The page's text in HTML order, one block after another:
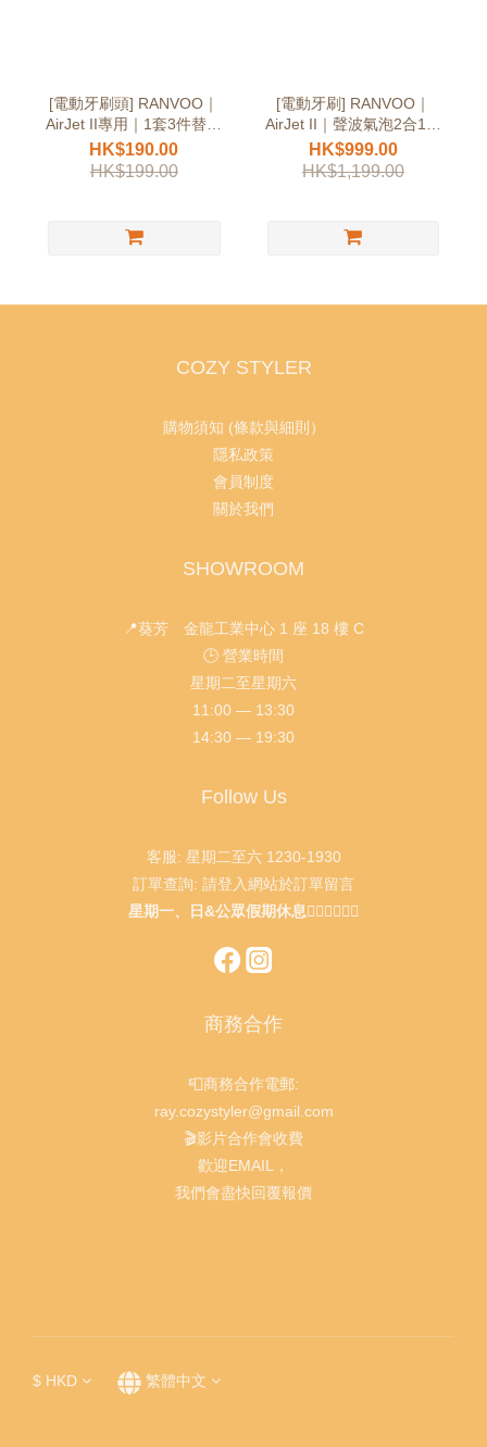
[電動牙刷頭] RANVOO｜
AirJet II專用｜1套3件替換
裝
HK$190.00
HK$199.00
[電動牙刷] RANVOO｜
AirJet II｜聲波氣泡2合1告
別牙線
HK$999.00
HK$1,199.00
COZY STYLER
購物須知 (條款與細則）
隱私政策
會員制度
關於我們
SHOWROOM
📍葵芳 金龍工業中心 1 座 18 樓 C
🕒 營業時間
星期二至星期六
11:00 — 13:30
14:30 — 19:30
Follow Us
客服: 星期二至六 1230-1930
訂單查詢: 請登入網站於訂單留言
星期一、日&公眾假期休息🙇🏻‍♂️🙇🏻‍♀️
商務合作
📮商務合作電郵:
ray.cozystyler@gmail.com
🎬影片合作會收費
歡迎EMAIL，
我們會盡快回覆報價
$ HKD 繁體中文